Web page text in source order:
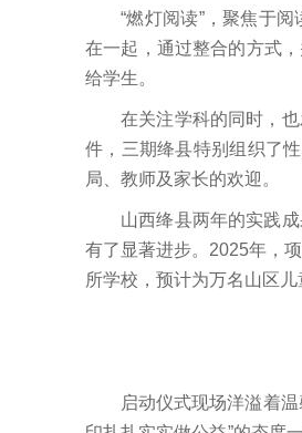
“燃灯阅读”，聚焦于
在一起，通过整合的方式
给学生。
在关注学科的同时，
件，三期绛县特别组织了
局、教师及家长的欢迎。
山西绛县两年的实践
有了显著进步。2025年，
所学校，预计为万名山区儿
启动仪式现场洋溢着